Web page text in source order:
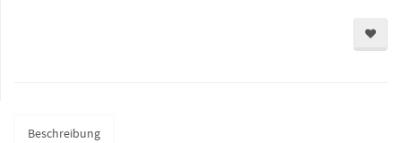
Beschreibung